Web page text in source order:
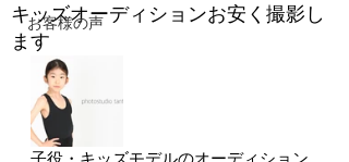
お客様の声
キッズオーディションお安く撮影し
ます